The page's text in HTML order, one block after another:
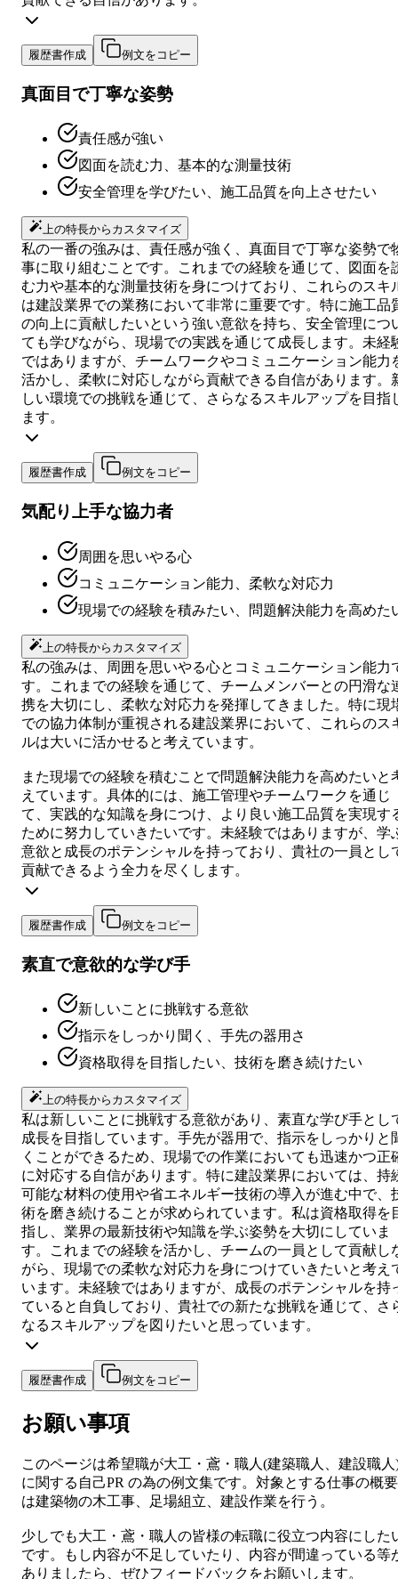
履歴書作成 例文をコピー
真面目で丁寧な姿勢
責任感が強い
図面を読む力、基本的な測量技術
安全管理を学びたい、施工品質を向上させたい
上の特長からカスタマイズ
私の一番の強みは、責任感が強く、真面目で丁寧な姿勢で
事に取り組むことです。これまでの経験を通じて、図面を
む力や基本的な測量技術を身につけており、これらのスキ
は建設業界での業務において非常に重要です。特に施工品
の向上に貢献したいという強い意欲を持ち、安全管理につ
ても学びながら、現場での実践を通じて成長します。未経
ではありますが、チームワークやコミュニケーション能力
活かし、柔軟に対応しながら貢献できる自信があります。
しい環境での挑戦を通じて、さらなるスキルアップを目指
ます。
履歴書作成 例文をコピー
気配り上手な協力者
周囲を思いやる心
コミュニケーション能力、柔軟な対応力
現場での経験を積みたい、問題解決能力を高めた
上の特長からカスタマイズ
私の強みは、周囲を思いやる心とコミュニケーション能力
す。これまでの経験を通じて、チームメンバーとの円滑な
携を大切にし、柔軟な対応力を発揮してきました。特に現
での協力体制が重視される建設業界において、これらのス
ルは大いに活かせると考えています。
また現場での経験を積むことで問題解決能力を高めたいと
えています。具体的には、施工管理やチームワークを通じ
て、実践的な知識を身につけ、より良い施工品質を実現す
ために努力していきたいです。未経験ではありますが、学
意欲と成長のポテンシャルを持っており、貴社の一員とし
貢献できるよう全力を尽くします。
履歴書作成 例文をコピー
素直で意欲的な学び手
新しいことに挑戦する意欲
指示をしっかり聞く、手先の器用さ
資格取得を目指したい、技術を磨き続けたい
上の特長からカスタマイズ
私は新しいことに挑戦する意欲があり、素直な学び手とし
成長を目指しています。手先が器用で、指示をしっかりと
くことができるため、現場での作業においても迅速かつ正
に対応する自信があります。特に建設業界においては、持
可能な材料の使用や省エネルギー技術の導入が進む中で、
術を磨き続けることが求められています。私は資格取得を
指し、業界の最新技術や知識を学ぶ姿勢を大切にしていま
す。これまでの経験を活かし、チームの一員として貢献し
がら、現場での柔軟な対応力を身につけていきたいと考え
います。未経験ではありますが、成長のポテンシャルを持
ていると自負しており、貴社での新たな挑戦を通じて、さ
なるスキルアップを図りたいと思っています。
履歴書作成 例文をコピー
お願い事項
このページは希望職が大工・鳶・職人 (建築職人、建設職人
に関する 自己PR の為の例文集です。対象とする仕事の概要
は建築物の木工事、足場組立、建設作業を行う。
少しでも大工・鳶・職人 の皆様の転職に役立つ内容にした
です。もし内容が不足していたり、内容が間違っている等
ありましたら、ぜひフィードバックをお願いします。